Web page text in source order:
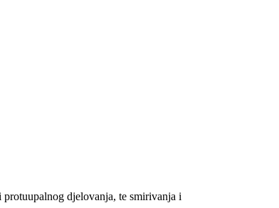
djelovanja, te smirivanja i